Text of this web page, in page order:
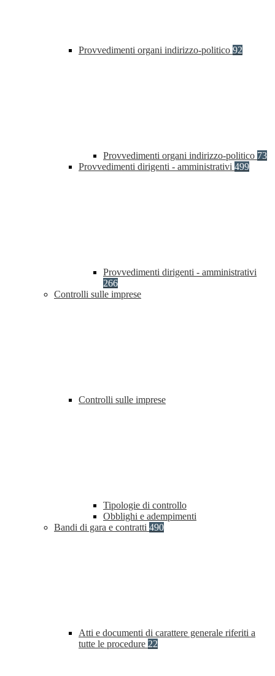
Provvedimenti organi indirizzo-politico 92
Provvedimenti organi indirizzo-politico 73
Provvedimenti dirigenti - amministrativi 499
Provvedimenti dirigenti - amministrativi
266
Controlli sulle imprese
Controlli sulle imprese
Tipologie di controllo
Obblighi e adempimenti
Bandi di gara e contratti 490
Atti e documenti di carattere generale riferiti a
tutte le procedure 22